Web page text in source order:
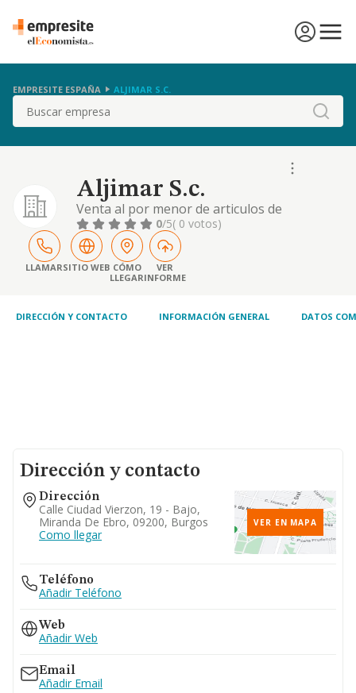
EMPRESITE ESPAÑA ALJIMAR S.C.
Buscar
Aljimar S.c.
Venta al por menor de articulos de
regalo,telas,etc..(comercio mixto)
0/5( 0 votos)
LLAMARSITIO WEB CÓMO
LLEGAR
VER
INFORME
DIRECCIÓN Y CONTACTO INFORMACIÓN GENERAL DATOS
Dirección y contacto
Dirección
Calle Ciudad Vierzon, 19 - Bajo,
Miranda De Ebro, 09200, Burgos
Como llegar
VER EN MAPA
Teléfono
Añadir Teléfono
Web
Añadir Web
Email
Añadir Email